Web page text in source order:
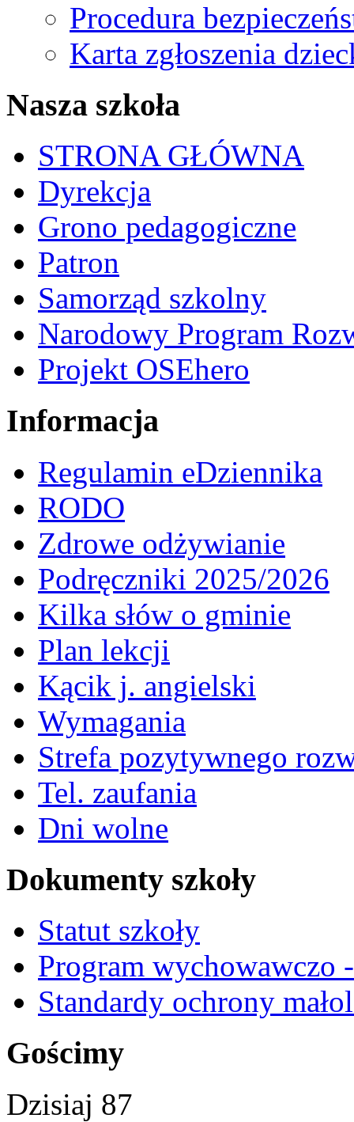
Procedura
Karta zgłoszenia
Nasza szkoła
STRONA GŁÓWNA
Dyrekcja
Grono pedagogiczne
Patron
Samorząd szkolny
Narodowy Program
Projekt OSEhero
Informacja
Regulamin eDziennika
RODO
Zdrowe odżywianie
Podręczniki 2025/2026
Kilka słów o gminie
Plan lekcji
Kącik j. angielski
Wymagania
Strefa pozytywnego
Tel. zaufania
Dni wolne
Dokumenty szkoły
Statut szkoły
Program wychowawczo
Standardy ochrony
Gościmy
Dzisiaj 87